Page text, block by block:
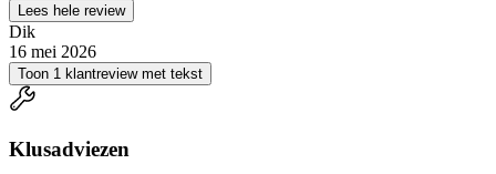
Lees hele review
Dik
16 mei 2026
Toon 1 klantreview met tekst
Klusadviezen